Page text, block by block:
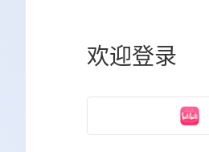
欢迎登录